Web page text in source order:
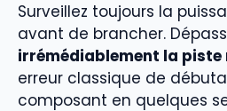
Surveillez toujours la
avant de brancher.
irrémédiablement la piste
erreur classique de
composant en quelques